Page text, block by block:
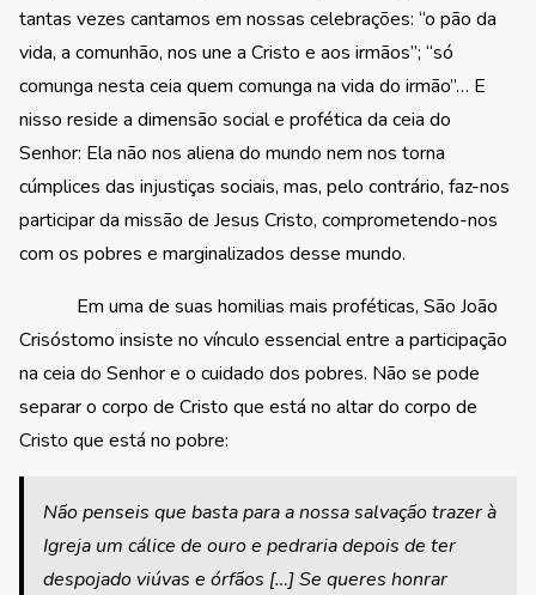
tantas vezes cantamos em nossas celebrações: “o pão da
vida, a comunhão, nos une a Cristo e aos irmãos”; “só
comunga nesta ceia quem comunga na vida do irmão”… E
nisso reside a dimensão social e profética da ceia do
Senhor: Ela não nos aliena do mundo nem nos torna
cúmplices das injustiças sociais, mas, pelo contrário, faz-nos
participar da missão de Jesus Cristo, comprometendo-nos
com os pobres e marginalizados desse mundo.
Em uma de suas homilias mais proféticas, São João
Crisóstomo insiste no vínculo essencial entre a participação
na ceia do Senhor e o cuidado dos pobres. Não se pode
separar o corpo de Cristo que está no altar do corpo de
Cristo que está no pobre:
Não penseis que basta para a nossa salvação trazer à
Igreja um cálice de ouro e pedraria depois de ter
despojado viúvas e órfãos […] Se queres honrar